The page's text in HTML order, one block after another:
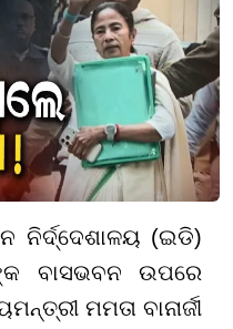
ନିର୍ଦ୍ଦେଶାଳୟ (ଇଡି)
ବାସଭବନ ଉପରେ
ମମତା ବାନାର୍ଜୀ